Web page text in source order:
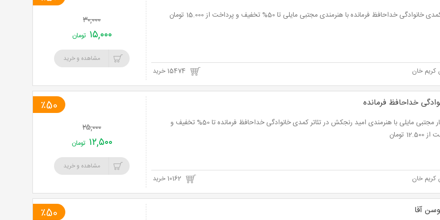
خانوادگی خداحافظ فرمانده با هنرمندی مجتبی مایلی تا 50% تخفیف و پرداخت از 15.000 تومان
کریم خان
۳۰,۰۰۰
۱۵,۰۰۰ تومان
مشاهده و خرید
خداحافظ فرمانده
شاهکار مجتبی مایلی با هنرمندی امید رنجکش در تئاتر کمدی خانوادگی خداحافظ فرمانده تا 50% تخفیف و
تومان
کریم خان 10162 خرید
٪50
۲۵,۰۰۰
۱۲,۵۰۰ تومان
مشاهده و خرید
آقا ٪50